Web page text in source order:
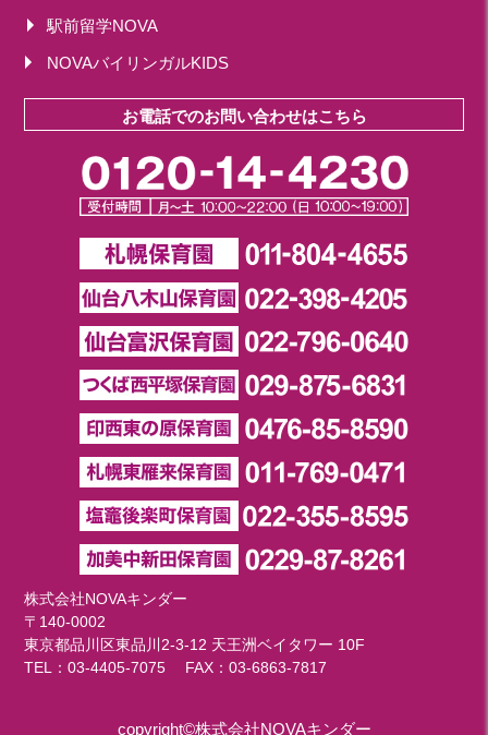
2019年 02月(12)
2019年 01月(15)
2018
2018年 12月(12)
2018年 11月(18)
2018年 10月(17)
2018年 08月(19)
2018年 07月(20)
2018年 06月(21)
2018年 05月(11)
駅前留学NOVA
NOVAバイリンガルKIDS
お電話でのお問い合わせはこちら
株式会社NOVAキンダー
〒140-0002
東京都品川区東品川2-3-12 天王洲ベイタワー 10F
TEL：03-4405-7075 FAX：03-6863-7817
copyright©株式会社NOVAキンダー